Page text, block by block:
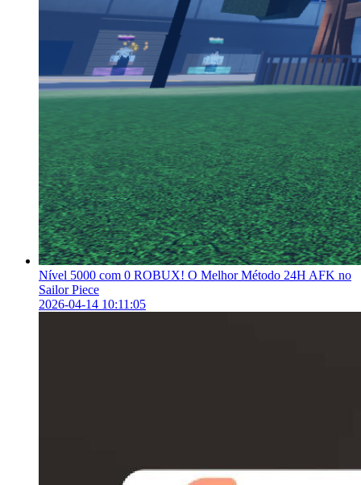
Nível 5000 com 0 ROBUX! O Melhor Método 24H AFK no
Sailor Piece
2026-04-14 10:11:05